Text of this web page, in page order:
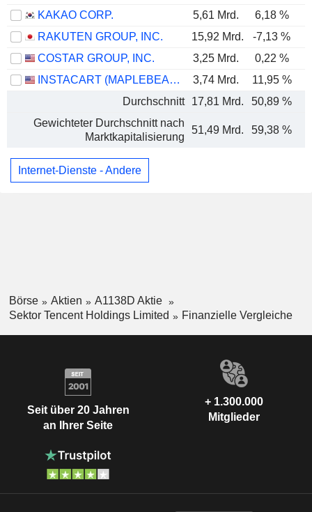
KAKAO CORP.
5,61 Mrd. 6,18 %
RAKUTEN GROUP, INC.
15,92 Mrd. -7,13 %
COSTAR GROUP, INC.
3,25 Mrd. 0,22 %
INSTACART (MAPLEBEAR)
3,74 Mrd. 11,95 %
Durchschnitt
17,81 Mrd.
50,89 %
Gewichteter Durchschnitt nach
Marktkapitalisierung
51,49 Mrd. 59,38 %
Internet-Dienste - Andere
Börse Aktien
A1138D Aktie
Sektor Tencent Holdings Limited
Finanzielle Vergleiche
Seit über 20 Jahren
an Ihrer Seite
+ 1.300.000
Mitglieder